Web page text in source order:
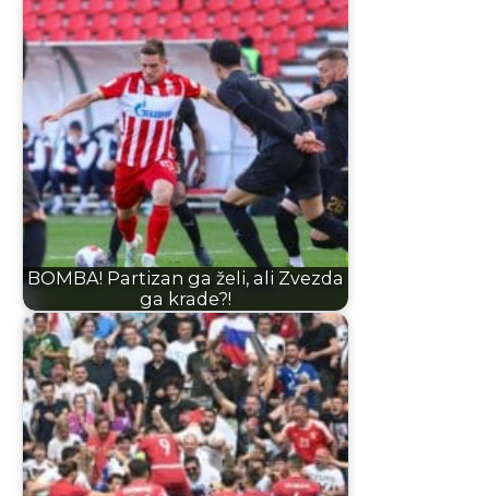
BOMBA! Partizan ga želi, ali Zvezda
ga krade?!